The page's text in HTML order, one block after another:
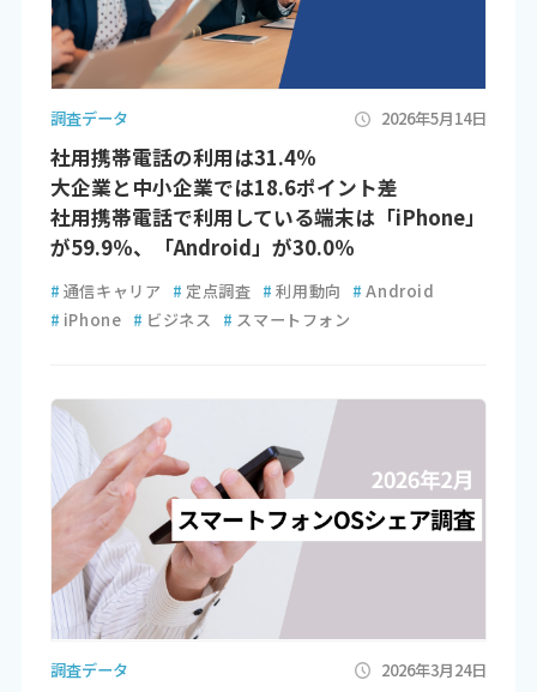
調査データ 2026年5月14日
社用携帯電話の利用は31.4％
大企業と中小企業では18.6ポイント差
社用携帯電話で利用している端末は「iPhone」
が59.9％、「Android」が30.0％
# 通信キャリア # 定点調査 # 利用動向 # Android
# iPhone # ビジネス # スマートフォン
調査データ 2026年3月24日